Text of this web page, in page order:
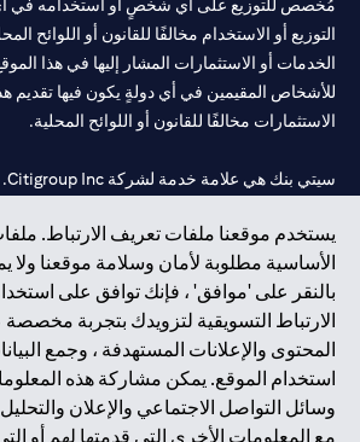
يستخدم موقعنا ملفات تعريف الارتباط.
الأساسية مطلوبة لأمان وسلامة موقعنا ولا
بالنقر على 'موافق' ، فإنك توافق على
الارتباط التسويقية لتزويدك بتجربة مخصصة
المحتوى والإعلانات المستهدفة ، وجمع
استخدام الموقع. يمكن مشاركة هذه
وسائل التواصل الاجتماعي والإعلان
مع المعلومات الأخرى التي قدمتها لهم أو
مُخصص للتوزيع على أي شخصٍ أو استخدامه في أي
التوزيع أو الاستخدام مخالفًا للقانون أو اللوائح
الخدمات أو الاستثمارات المشار إليها في هذا
للأشخاص المقيمين في أي دولةٍ يكون فيها تقديم
الاستثمارات مخالفًا للقانون أو اللوائح المحلية.
سيتي بنك إن. إيه. الإمارات مسجل لدى مصرف
الإمارات في دبي، وCN-1002019لفرع أبوظبي. هاتف:
فرع سيتي بنك إن إيه - الإمارات العربية
الإمارات العربية المتحدة المركزي كفرع لبنك
سيتي بنك إن إيه الإمارات العربية المتحدة مرخص